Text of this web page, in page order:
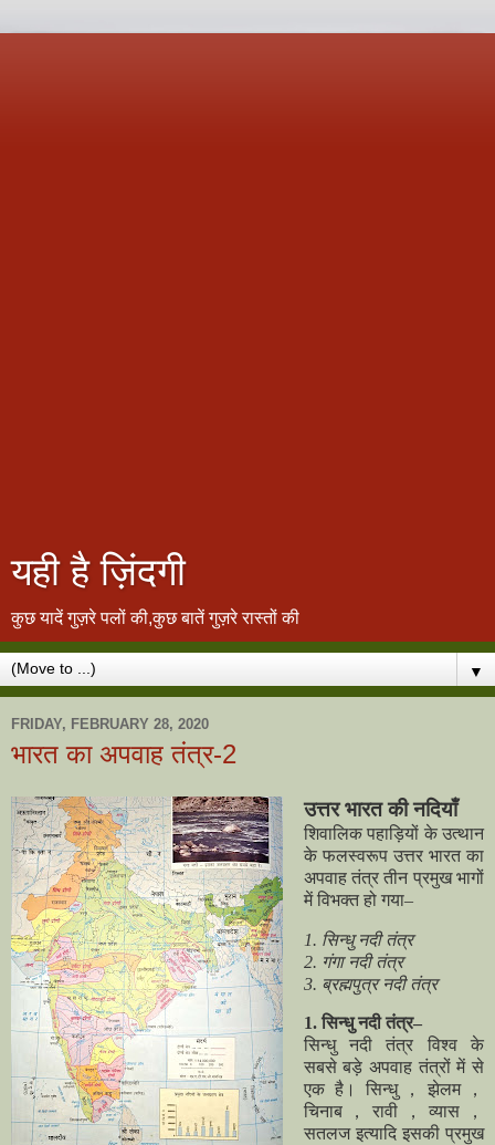
यही है ज़िंदगी
कुछ यादें गुज़रे पलों की,कुछ बातें गुज़रे रास्तों की
▼
FRIDAY, FEBRUARY 28, 2020
भारत का अपवाह तंत्र-2
उत्तर भारत की नदियाँ
शिवालिक पहाड़ियों के उत्थान
के फलस्वरूप उत्तर भारत का
अपवाह तंत्र तीन प्रमुख भागों
में विभक्त हो गया–
1. सिन्धु नदी तंत्र
2. गंगा नदी तंत्र
3. ब्रह्मपुत्र नदी तंत्र
1. सिन्धु नदी तंत्र–
सिन्धु नदी तंत्र विश्व के
सबसे बड़े अपवाह तंत्रों में से
एक है। सिन्धु，झेलम，
चिनाब，रावी，व्यास，
सतलज इत्यादि इसकी प्रमुख